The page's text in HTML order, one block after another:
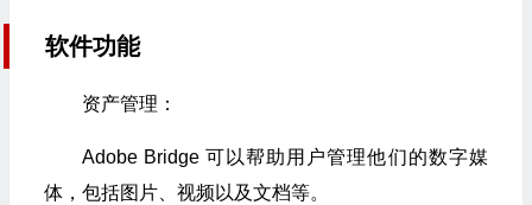
软件功能
资产管理：
Adobe Bridge 可以帮助用户管理他们的数字媒
体，包括图片、视频以及文档等。